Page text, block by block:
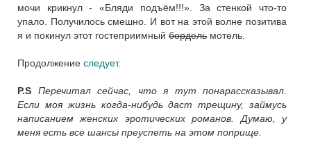
мочи крикнул - «Бляди подъём!!!». За стенкой что-то
упало. Получилось смешно. И вот на этой волне позитива
я и покинул этот гостеприимный бордель мотель.
Продолжение следует.
P.S
Перечитал сейчас, что я тут понарассказывал.
Если моя жизнь когда-нибудь даст трещину, займусь
написанием женских эротических романов. Думаю, у
меня есть все шансы преуспеть на этом поприще.